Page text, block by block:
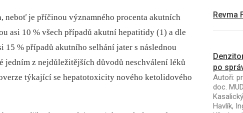
je příčinou významného procenta akutních
asi 10 % všech případů akutní hepatitidy (1) a dle
15 % případů akutního selhání jater s následnou
jedním z nejdůležitějších důvodů neschválení léků
týkající se hepatotoxicity nového ketolidového
Revma
po
Autoři:
doc.
Havlík,